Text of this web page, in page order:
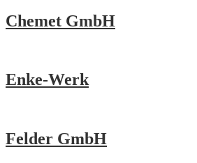
Chemet GmbH
Enke-Werk
Felder GmbH